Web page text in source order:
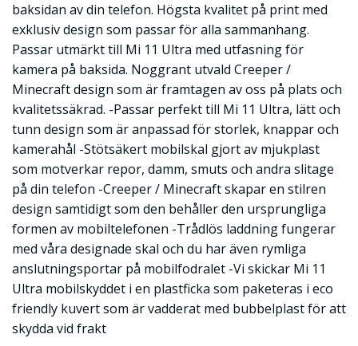
baksidan av din telefon. Högsta kvalitet på print med
exklusiv design som passar för alla sammanhang.
Passar utmärkt till Mi 11 Ultra med utfasning för
kamera på baksida. Noggrant utvald Creeper /
Minecraft design som är framtagen av oss på plats och
kvalitetssäkrad. -Passar perfekt till Mi 11 Ultra, lätt och
tunn design som är anpassad för storlek, knappar och
kamerahål -Stötsäkert mobilskal gjort av mjukplast
som motverkar repor, damm, smuts och andra slitage
på din telefon -Creeper / Minecraft skapar en stilren
design samtidigt som den behåller den ursprungliga
formen av mobiltelefonen -Trådlös laddning fungerar
med våra designade skal och du har även rymliga
anslutningsportar på mobilfodralet -Vi skickar Mi 11
Ultra mobilskyddet i en plastficka som paketeras i eco
friendly kuvert som är vadderat med bubbelplast för att
skydda vid frakt